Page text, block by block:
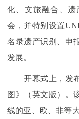
化、文旅融合、
会，并特别设置
名录遗产识别、申
发展。
开幕式上，发布
图》（英文版）。
线的亚、欧、非等